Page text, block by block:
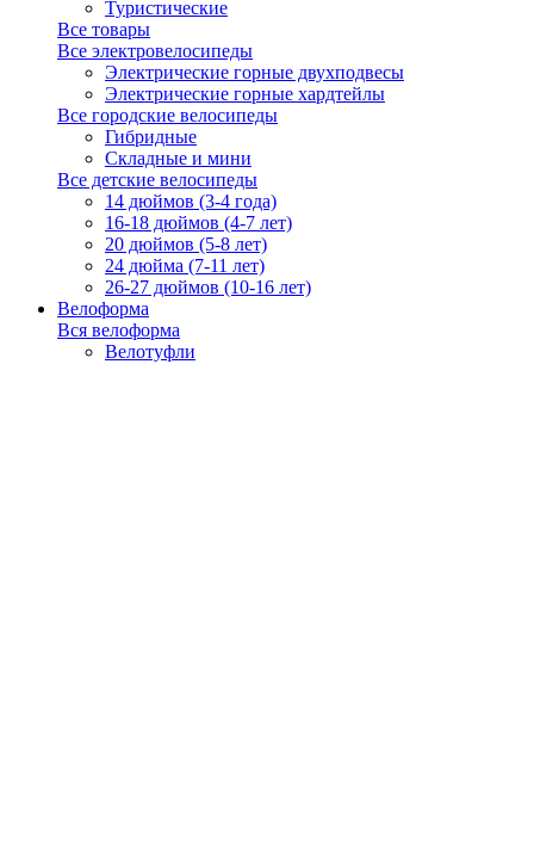
Туристические
Все товары
Все электровелосипеды
Электрические горные двухподвесы
Электрические горные хардтейлы
Все городские велосипеды
Гибридные
Складные и мини
Все детские велосипеды
14 дюймов (3-4 года)
16-18 дюймов (4-7 лет)
20 дюймов (5-8 лет)
24 дюйма (7-11 лет)
26-27 дюймов (10-16 лет)
Велоформа
Вся велоформа
Велотуфли